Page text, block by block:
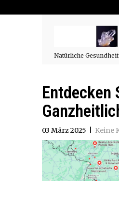
Natürliche
Entdecken
03 März 2025 Keine